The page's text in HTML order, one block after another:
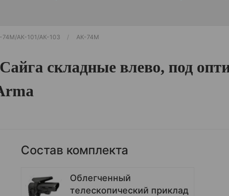
АК-101/АК-103 АК-74М
складные влево, под
Состав комплекта
Облегченный
телескопический приклад